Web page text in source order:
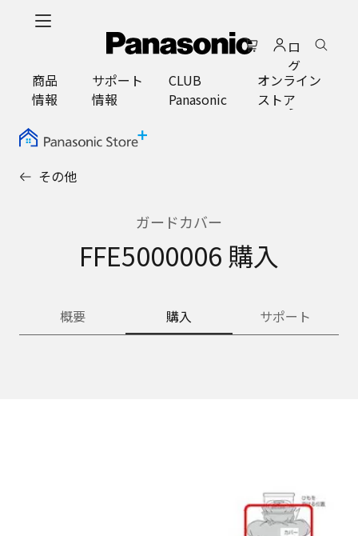
ロ
グ
イ
ン
商品
情報
サポート
情報
CLUB
Panasonic
オンライン
ストア
その他
ガードカバー
FFE5000006 購入
概要 購入 サポート